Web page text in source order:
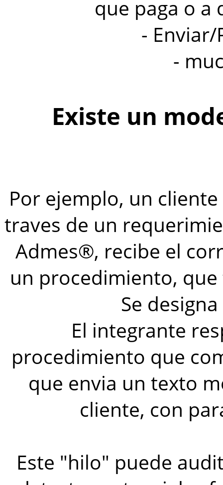
que paga o a
-
-
Existe un
Por ejemplo, un
traves de un
Admes®, recibe el
un procedimiento,
Se
El integrante
procedimiento que
que envia un texto
cliente, con
Este "hilo" puede